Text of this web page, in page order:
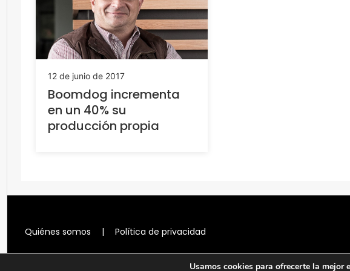
12 de junio de 2017
Boomdog incrementa
en un 40% su
producción propia
Quiénes somos | Política de privacidad
Usamos cookies para ofrecerte la mejor